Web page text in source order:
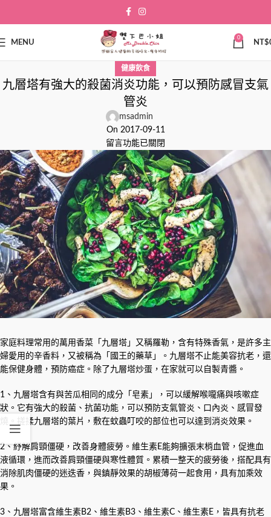
MENU
0
NT$
健康飲食
九層塔有強大的殺菌消炎功能，可以預防感冒支氣
管炎
msadmin
On 2017-09-11
留言功能已關閉
家庭料理常用的萬用香菜「九層塔」又稱羅勒，含有特殊香氣，是許多主
婦愛用的辛香料，又被稱為「國王的藥草」。九層塔不止能美容抗老，還
能保健身體，預防癌症。除了九層塔炒蛋，在家就可以自製青醬。
1、九層塔含有與苦瓜相同的成分「皂素」，可以緩解喉嚨痛與咳嗽症
狀。它有強大的殺菌、抗菌功能，可以預防支氣管炎、口內炎、感冒發
燒。搓揉九層塔的葉片，敷在蚊蟲叮咬的部位也可以達到消炎效果。
2、紓解肩頸僵硬，改善身體疲勞。維生素E能夠擴張末梢血管，促進血
液循環，進而改善肩頸僵硬與寒性體質。累積一整天的疲勞後，搭配具有
消除肌肉僵硬的迷迭香，與鎮靜效果的胡椒薄荷一起食用，具有加乘效
果。
3、九層塔富含維生素B2、維生素B3、維生素C、維生素E，皆具有抗老